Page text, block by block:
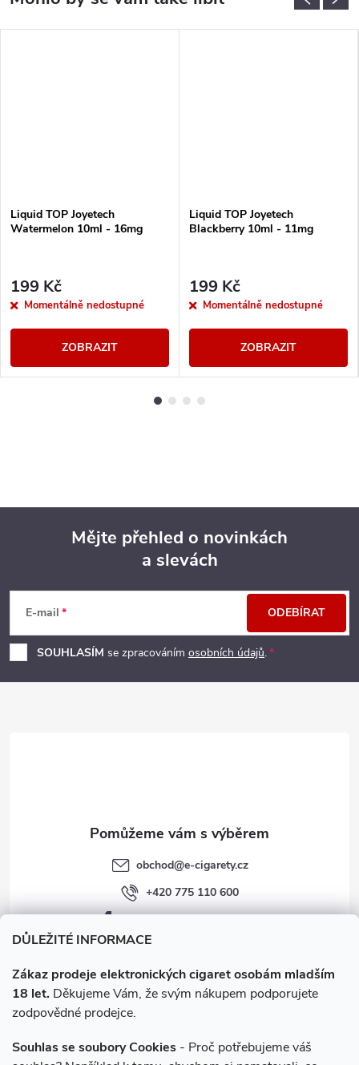
DŮLEŽITÉ INFORMACE
Zákaz prodeje elektronických cigaret osobám mladším
18 let. Děkujeme Vám, že svým nákupem podporujete
zodpovědné prodejce.
Souhlas se soubory Cookies - Proč potřebujeme váš
Liquid TOP Joyetech
Watermelon 10ml - 16mg
199 Kč
Momentálně nedostupné
ZOBRAZIT
Liquid TOP Joyetech
Blackberry 10ml - 11mg
199 Kč
Momentálně nedostupné
ZOBRAZIT
p
a
Mějte přehled o novinkách
a slevách
E-mail
SOUHLASÍM se zpracováním osobních údajů.
ODEBÍRAT
obchod@e-cigarety.cz
+420 775 110 600
facebook.com/e-cigarety.cz